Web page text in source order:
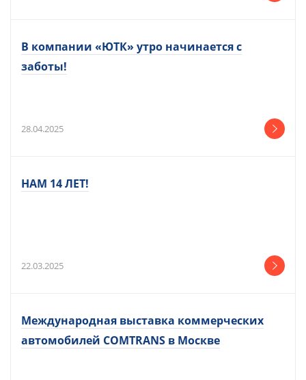
В компании «ЮТК» утро начинается с
заботы!
28.04.2025
НАМ 14 ЛЕТ!
22.03.2025
Международная выставка коммерческих
автомобилей COMTRANS в Москве